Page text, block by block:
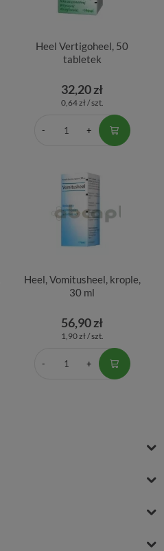
Heel Vertigoheel, 50
tabletek
32,20 zł
0,64 zł / szt.
Heel, Vomitusheel, krople,
30 ml
56,90 zł
1,90 zł / szt.